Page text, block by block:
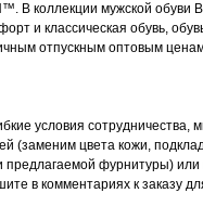
В коллекции мужской обуви
и классическая обувь,
отпускным оптовым
условия
(заменим цвета кожи,
предлагаемой фурнитуры)
в комментариях к заказу